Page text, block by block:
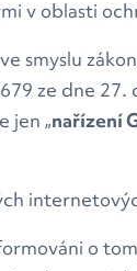
v oblasti
smyslu
ze dne
jen „nařízení
o